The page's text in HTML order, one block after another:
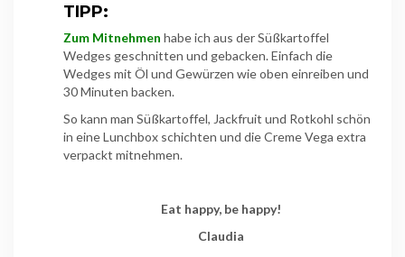
TIPP:
Zum Mitnehmen habe ich aus der Süßkartoffel
Wedges geschnitten und gebacken. Einfach die
Wedges mit Öl und Gewürzen wie oben einreiben und
30 Minuten backen.
So kann man Süßkartoffel, Jackfruit und Rotkohl schön
in eine Lunchbox schichten und die Creme Vega extra
verpackt mitnehmen.
Eat happy, be happy!
Claudia